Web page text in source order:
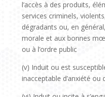
l’accès à des produits,
services criminels,
dégradants ou, en
morale et aux bonnes
ou à l’ordre public
(v) Induit ou est
inacceptable d’anxiété ou